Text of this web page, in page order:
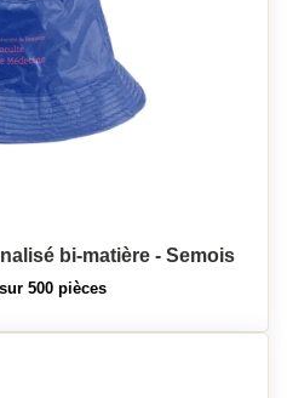
bi-matière - Semois
500 pièces